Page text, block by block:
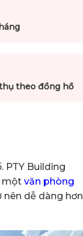
theo đồng hồ
PTY Building
một văn phòng
nên dễ dàng hơn